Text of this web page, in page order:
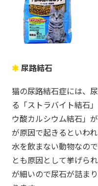
尿路結石
猫の尿路結石症には、
る「ストラバイト結石
ウ酸カルシウム結石」
が原因で起きるといわ
水を飲まない動物なの
とも原因として挙げら
が細いので尿石が詰ま